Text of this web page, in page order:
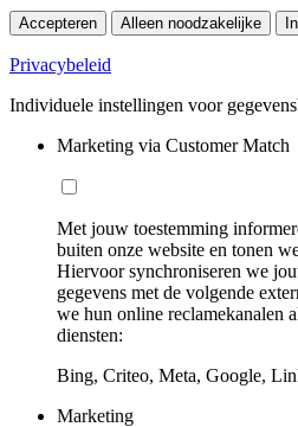
Accepteren Alleen noodzakelijke
Privacybeleid
Individuele instellingen voor
Marketing via Customer Match
Met jouw toestemming
buiten onze website en tonen
Hiervoor synchroniseren we
gegevens met de volgende
we hun online reclamekanalen
diensten:
Bing, Criteo, Meta, Google,
Marketing